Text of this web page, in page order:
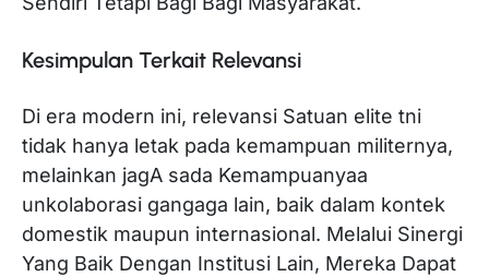
Kesimpulan Terkait Relevansi
Di era modern ini, relevansi Satuan elite tni
tidak hanya letak pada kemampuan militernya,
melainkan jagA sada Kemampuanyaa
unkolaborasi gangaga lain, baik dalam kontek
domestik maupun internasional. Melalui Sinergi
Yang Baik Dengan Institusi Lain, Mereka Dapat